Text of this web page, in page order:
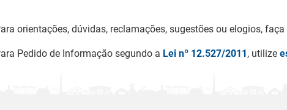
orientações, dúvidas, reclamações, sugestões ou elogios,
Pedido de Informação segundo a Lei nº 12.527/2011 , utilize